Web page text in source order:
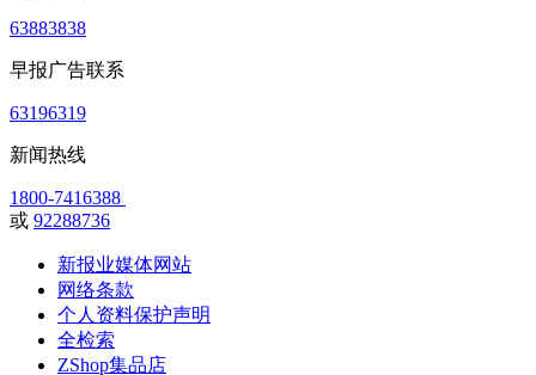
63883838
早报广告联系
63196319
新闻热线
1800-7416388
或 92288736
新报业媒体网站
网络条款
个人资料保护声明
全检索
ZShop集品店